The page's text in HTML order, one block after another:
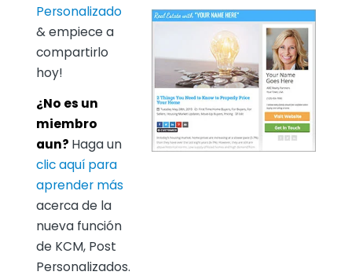
Personalizado
& empiece a
compartirlo
hoy!
¿No es un
miembro
aun? Haga un
clic aquí para
aprender más
acerca de la
nueva función
de KCM, Post
Personalizados.